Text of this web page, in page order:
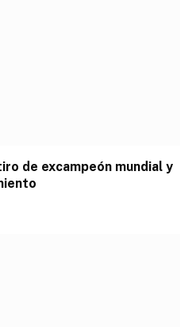
de excampeón mundial y